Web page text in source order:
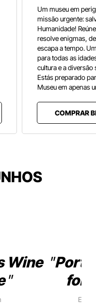
Um museu em
missão urgente:
Humanidade!
resolve enigmas,
escapa a tempo.
para todas as
cultura e a diversão
Estás preparado
Museu em apenas
COMPRAR
Wine
for